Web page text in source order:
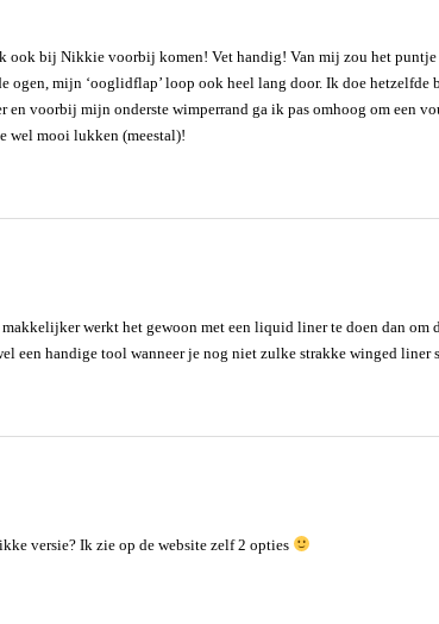
ook bij Nikkie voorbij komen! Vet handig! Van mij zou het puntje
ogen, mijn ‘ooglidflap’ loop ook heel lang door. Ik doe hetzelfde
en voorbij mijn onderste wimperrand ga ik pas omhoog om een
wel mooi lukken (meestal)!
werkt het gewoon met een liquid liner te doen dan om
een handige tool wanneer je nog niet zulke strakke winged liner
versie? Ik zie op de website zelf 2 opties